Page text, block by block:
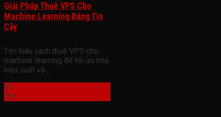
Giải Pháp Thuê VPS Cho
Machine Learning Đáng Tin
Cậy
Tìm hiểu cách thuê VPS cho
machine learning để tối ưu hóa
hiệu suất và ...
01
Th1